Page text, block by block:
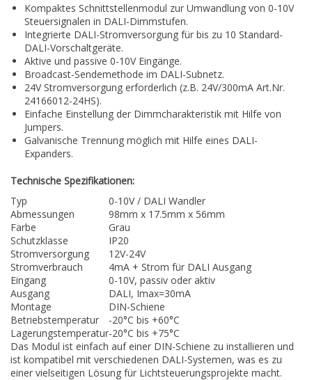
Kompaktes Schnittstellenmodul zur Umwandlung von 0-10V
Steuersignalen in DALI-Dimmstufen.
Integrierte DALI-Stromversorgung für bis zu 10 Standard-
DALI-Vorschaltgeräte.
Aktive und passive 0-10V Eingänge.
Broadcast-Sendemethode im DALI-Subnetz.
24V Stromversorgung erforderlich (z.B. 24V/300mA Art.Nr.
24166012-24HS).
Einfache Einstellung der Dimmcharakteristik mit Hilfe von
Jumpers.
Galvanische Trennung möglich mit Hilfe eines DALI-
Expanders.
Technische Spezifikationen:
Typ
0-10V / DALI Wandler
Abmessungen
98mm x 17.5mm x 56mm
Farbe
Grau
Schutzklasse
IP20
Stromversorgung
12V-24V
Stromverbrauch
4mA + Strom für DALI Ausgang
Eingang
0-10V, passiv oder aktiv
Ausgang
DALI, Imax=30mA
Montage
DIN-Schiene
Betriebstemperatur
-20°C bis +60°C
Lagerungstemperatur-20°C bis +75°C
Das Modul ist einfach auf einer DIN-Schiene zu installieren und
ist kompatibel mit verschiedenen DALI-Systemen, was es zu
einer vielseitigen Lösung für Lichtsteuerungsprojekte macht.